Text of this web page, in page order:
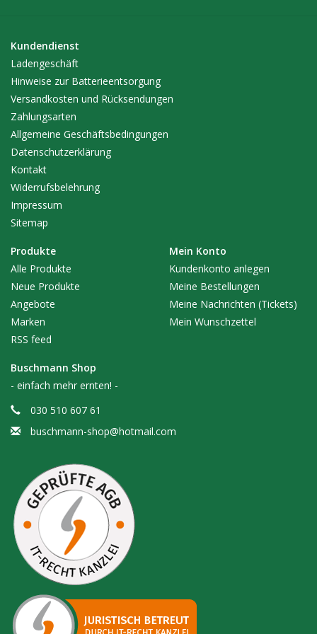
Kundendienst
Ladengeschäft
Hinweise zur Batterieentsorgung
Versandkosten und Rücksendungen
Zahlungsarten
Allgemeine Geschäftsbedingungen
Datenschutzerklärung
Kontakt
Widerrufsbelehrung
Impressum
Sitemap
Produkte
Alle Produkte
Neue Produkte
Angebote
Marken
RSS feed
Mein Konto
Kundenkonto anlegen
Meine Bestellungen
Meine Nachrichten (Tickets)
Mein Wunschzettel
Buschmann Shop
- einfach mehr ernten! -
030 510 607 61
buschmann-shop@hotmail.com